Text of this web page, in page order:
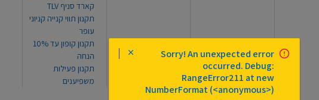
קארד סניף TLV
תקנון תווי קנייה קניוני
עופר
תקנון קופון עד 10%
הנחה
תקנון פעילות
משפיענים
Sorry! An unexpected error
occurred. Debug:
RangeError211 at new
NumberFormat (<anonymous>)